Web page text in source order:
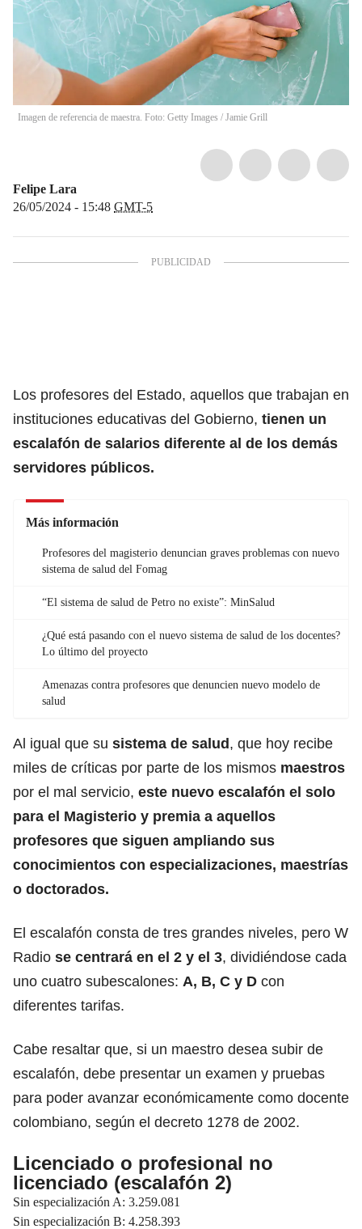
Imagen de referencia de maestra. Foto: Getty Images / Jamie Grill
Felipe Lara
26/05/2024 - 15:48 GMT-5
Los profesores del Estado, aquellos que trabajan en
instituciones educativas del Gobierno, tienen un
escalafón de salarios diferente al de los demás
servidores públicos.
Más información
Profesores del magisterio denuncian graves problemas con nuevo
sistema de salud del Fomag
“El sistema de salud de Petro no existe”: MinSalud
¿Qué está pasando con el nuevo sistema de salud de los docentes?
Lo último del proyecto
Amenazas contra profesores que denuncien nuevo modelo de
salud
Al igual que su sistema de salud, que hoy recibe
miles de críticas por parte de los mismos maestros
por el mal servicio, este nuevo escalafón el solo
para el Magisterio y premia a aquellos
profesores que siguen ampliando sus
conocimientos con especializaciones, maestrías
o doctorados.
El escalafón consta de tres grandes niveles, pero W
Radio se centrará en el 2 y el 3, dividiéndose cada
uno cuatro subescalones: A, B, C y D con
diferentes tarifas.
Cabe resaltar que, si un maestro desea subir de
escalafón, debe presentar un examen y pruebas
para poder avanzar económicamente como docente
colombiano, según el decreto 1278 de 2002.
Licenciado o profesional no
licenciado (escalafón 2)
Sin especialización A: 3.259.081
Sin especialización B: 4.258.393